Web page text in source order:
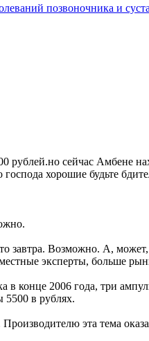
позвоночника и
рублей.но сейчас Амбене
господа хорошие будьте
завтра. Возможно. А,
эксперты, больше
в конце 2006 года, три
5500 в рублях.
эта тема